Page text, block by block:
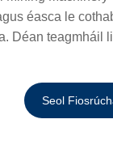
éasca le
Déan teagmháil
Seol